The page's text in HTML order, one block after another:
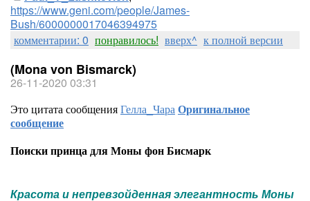
https://www.geni.com/people/James-
Bush/6000000017046394975
комментарии: 0 понравилось! вверх^ к полной версии
(Mona von Bismarck)
26-11-2020 03:31
Это цитата сообщенияГелла_ЧараОригинальное
сообщение
Поиски принца для Моны фон Бисмарк
Красота и непревзойденная элегантность Моны